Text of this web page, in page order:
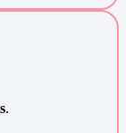
.